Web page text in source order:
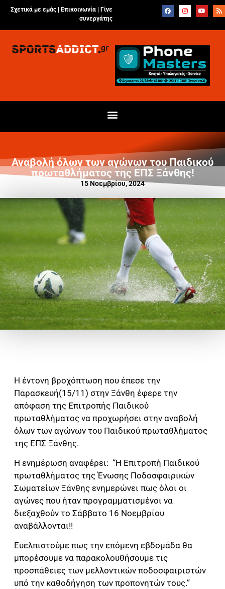
Σχετικά με εμάς | Επικοινωνία
Γίνε
συνεργάτης
Αναβολή όλων των αγώνων του Παιδικού
πρωταθλήματος της ΕΠΣ Ξάνθης!
15 Νοεμβρίου, 2024
Η έντονη βροχόπτωση που έπεσε την
Παρασκευή(15/11) στην Ξάνθη έφερε την
απόφαση της Επιτροπής Παιδικού
πρωταθλήματος να προχωρήσει στην αναβολή
όλων των αγώνων του Παιδικού πρωταθλήματος
της ΕΠΣ Ξάνθης.
Η ενημέρωση αναφέρει: “Η Επιτροπή Παιδικού
πρωταθλήματος της Ένωσης Ποδοσφαιρικών
Σωματείων Ξάνθης ενημερώνει πως όλοι οι
αγώνες που ήταν προγραμματισμένοι να
διεξαχθούν το Σάββατο 16 Νοεμβρίου
αναβάλλονται!!
Ευελπιστούμε πως την επόμενη εβδομάδα θα
μπορέσουμε να παρακολουθήσουμε τις
προσπάθειες των μελλοντικών ποδοσφαιριστών
υπό την καθοδήγηση των προπονητών τους.”